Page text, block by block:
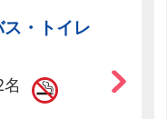
・トイレ